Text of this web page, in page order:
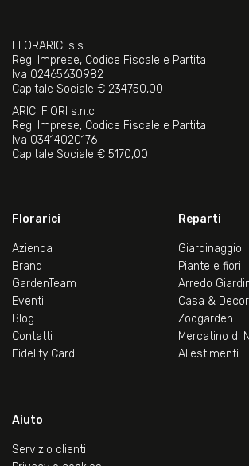
FLORARICI s.s
Reg. Imprese, Codice Fiscale e Partita
Iva 02465630982
Capitale Sociale € 234750,00
ARICI FIORI s.n.c
Reg. Imprese, Codice Fiscale e Partita
Iva 03414020176
Capitale Sociale € 5170,00
Florarici
Azienda
Brand
GardenTeam
Eventi
Blog
Contatti
Fidelity Card
Reparti
Giardinaggio
Piante e fiori
Arredo
Casa & Decor
Zoogarden
Mercatino di
Allestimenti
Aiuto
Servizio clienti